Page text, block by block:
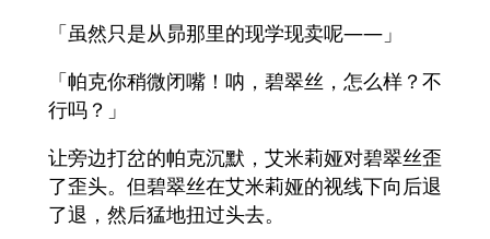
「虽然只是从昴那里的现学现卖呢——」
「帕克你稍微闭嘴！呐，碧翠丝，怎么样？不
行吗？」
让旁边打岔的帕克沉默，艾米莉娅对碧翠丝歪
了歪头。但碧翠丝在艾米莉娅的视线下向后退
了退，然后猛地扭过头去。